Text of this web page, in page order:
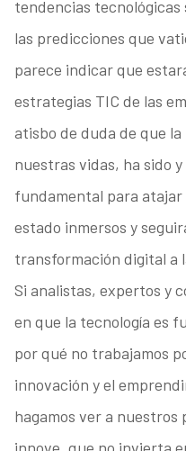
tendencias tecnológicas
las predicciones que
parece indicar que
estrategias TIC de las
atisbo de duda de que la
nuestras vidas, ha sido
fundamental para atajar
estado inmersos y
transformación digital a
Si analistas, expertos y
en que la tecnología es
por qué no trabajamos
innovación y el
hagamos ver a nuestros